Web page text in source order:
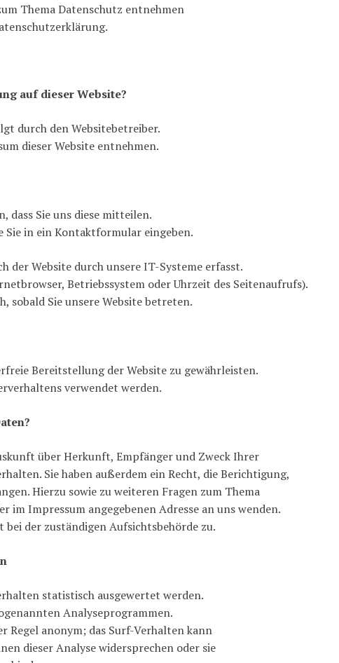
Thema Datenschutz entnehmen
auf dieser Website?
durch den Websitebetreiber.
dieser Website entnehmen.
dass Sie uns diese mitteilen.
Sie in ein Kontaktformular eingeben.
der Website durch unsere IT-Systeme erfasst.
Betriebssystem oder Uhrzeit des Seitenaufrufs).
sobald Sie unsere Website betreten.
Bereitstellung der Website zu gewährleisten.
verwendet werden.
über Herkunft, Empfänger und Zweck Ihrer
Sie haben außerdem ein Recht, die Berichtigung,
Hierzu sowie zu weiteren Fragen zum Thema
im Impressum angegebenen Adresse an uns wenden.
der zuständigen Aufsichtsbehörde zu.
statistisch ausgewertet werden.
Analyseprogrammen.
Regel anonym; das Surf-Verhalten kann
dieser Analyse widersprechen oder sie